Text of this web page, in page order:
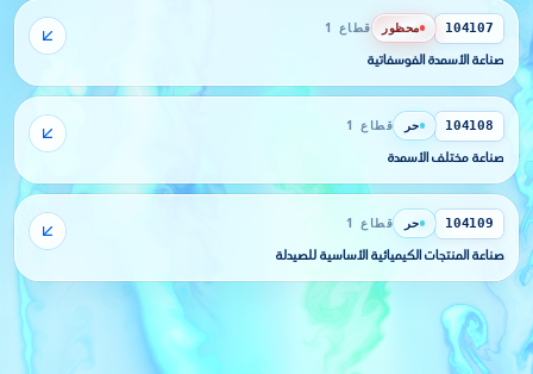
104107 محظور قطاع 1
صناعة الأسمدة الفوسفاتية
104108 حر قطاع 1
صناعة مختلف الأسمدة
104109 حر قطاع 1
صناعة المنتجات الكيميائية الأساسية للصيدلة